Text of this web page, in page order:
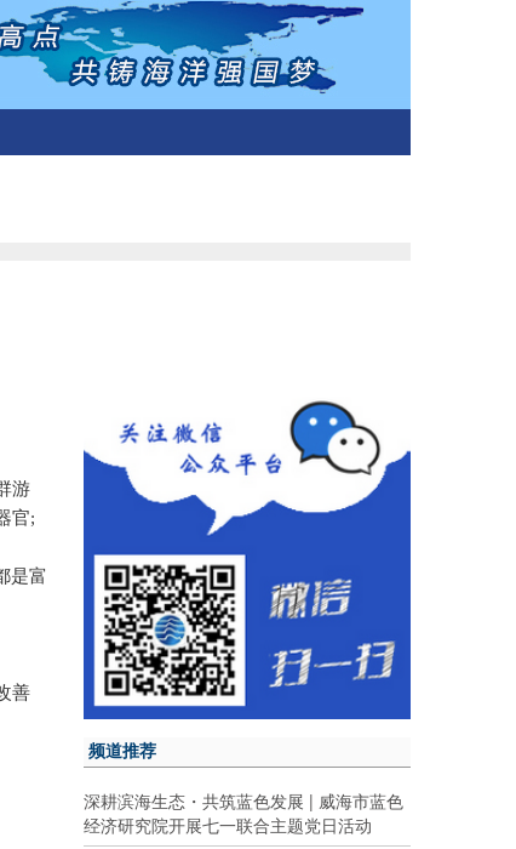
游
官;
是富
善
频道推荐
深耕滨海生态・共筑蓝色发展 | 威海市蓝色
经济研究院开展七一联合主题党日活动